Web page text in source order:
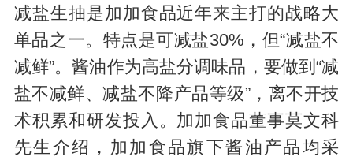
减盐生抽是加加食品近年来主打的战略大
单品之一。特点是可减盐30%，但“减盐不
减鲜”。酱油作为高盐分调味品，要做到“减
盐不减鲜、减盐不降产品等级”，离不开技
术积累和研发投入。加加食品董事莫文科
先生介绍，加加食品旗下酱油产品均采